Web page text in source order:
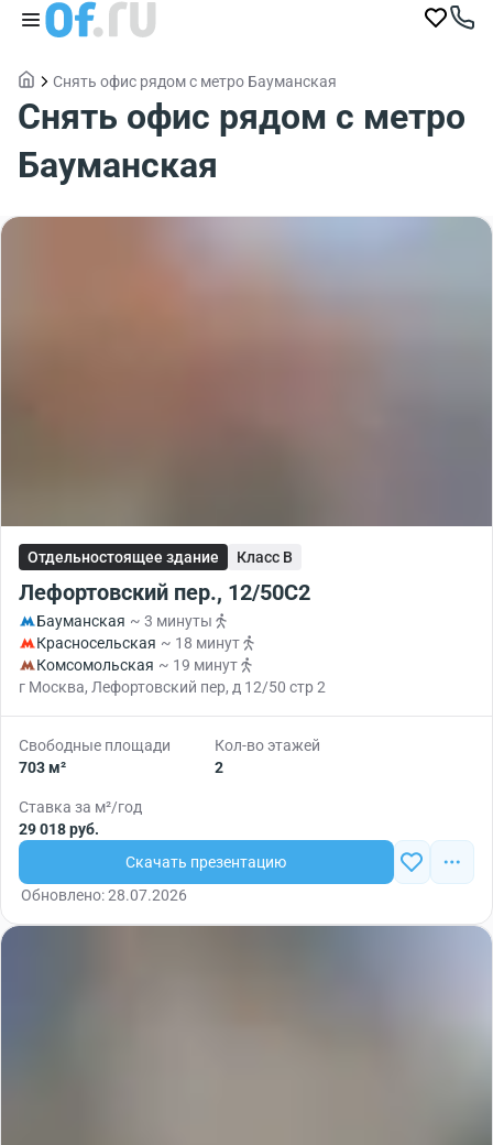
Снять офис рядом с метро Бауманская
Снять офис рядом с метро
Бауманская
Отдельностоящее здание Класс B
Лефортовский пер., 12/50С2
Бауманская ~ 3 минуты
Красносельская ~ 18 минут
Комсомольская ~ 19 минут
г Москва, Лефортовский пер, д 12/50 стр 2
Свободные площади
703 м²
Кол-во этажей
2
Ставка за м²/год
29 018 руб.
Скачать презентацию
Обновлено: 28.07.2026